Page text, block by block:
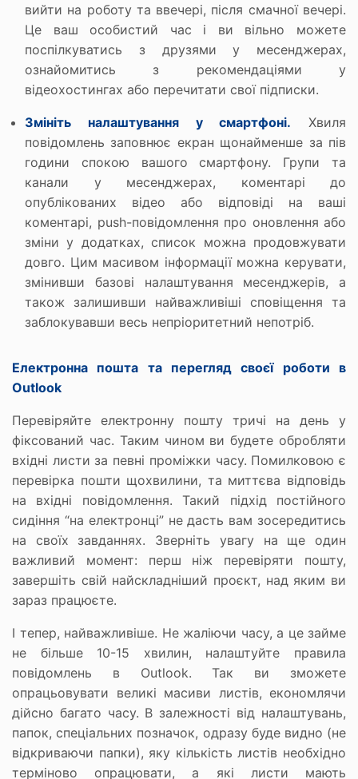
вийти на роботу та ввечері, після смачної вечері.
Це ваш особистий час і ви вільно можете
поспілкуватись з друзями у месенджерах,
ознайомитись з рекомендаціями у
відеохостингах або перечитати свої підписки.
Змініть налаштування у смартфоні. Хвиля
повідомлень заповнює екран щонайменше за пів
години спокою вашого смартфону. Групи та
канали у месенджерах, коментарі до
опублікованих відео або відповіді на ваші
коментарі, push-повідомлення про оновлення або
зміни у додатках, список можна продовжувати
довго. Цим масивом інформації можна керувати,
змінивши базові налаштування месенджерів, а
також залишивши найважливіші сповіщення та
заблокувавши весь непріоритетний непотріб.
Електронна пошта та перегляд своєї роботи в
Outlook
Перевіряйте електронну пошту тричі на день у
фіксований час. Таким чином ви будете обробляти
вхідні листи за певні проміжки часу. Помилковою є
перевірка пошти щохвилини, та миттєва відповідь
на вхідні повідомлення. Такий підхід постійного
сидіння “на електронці” не дасть вам зосередитись
на своїх завданнях. Зверніть увагу на ще один
важливий момент: перш ніж перевіряти пошту,
завершіть свій найскладніший проєкт, над яким ви
зараз працюєте.
І тепер, найважливіше. Не жаліючи часу, а це займе
не більше 10-15 хвилин, налаштуйте правила
повідомлень в Outlook. Так ви зможете
опрацьовувати великі масиви листів, економлячи
дійсно багато часу. В залежності від налаштувань,
папок, спеціальних позначок, одразу буде видно (не
відкриваючи папки), яку кількість листів необхідно
терміново опрацювати, а які листи мають